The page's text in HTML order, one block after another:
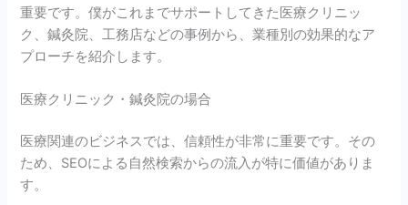
重要です。僕がこれまでサポートしてきた医療クリニッ
ク、鍼灸院、工務店などの事例から、業種別の効果的なア
プローチを紹介します。
医療クリニック・鍼灸院の場合
医療関連のビジネスでは、信頼性が非常に重要です。その
ため、SEOによる自然検索からの流入が特に価値がありま
す。